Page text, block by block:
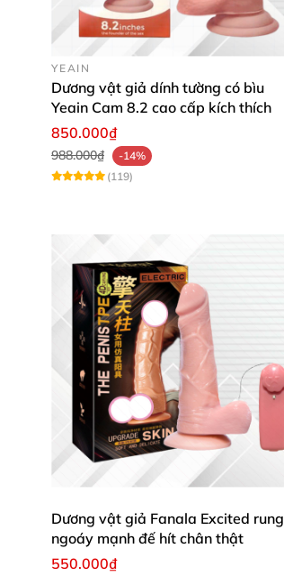
YEAIN
Dương vật giả dính tường có bìu
Yeain Cam 8.2 cao cấp kích thích
850.000₫
988.000₫
-14%
(119)
Dương vật giả Fanala Excited rung
ngoáy mạnh đế hít chân thật
550.000₫